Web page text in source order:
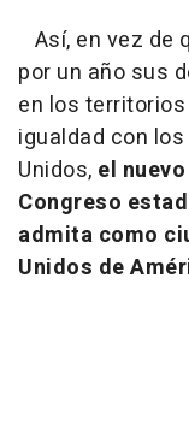
Así, en vez de
por un año sus
en los
igualdad con
Unidos, el
Congreso
admita como
Unidos de